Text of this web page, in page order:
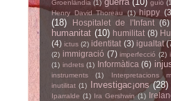
Groenlàndia (1) guió
Henry David Thoreau
(1) hippy
(18) Hospitalet de l'Infant (6)
humanitat (10) humilitat (8)
(4) ictus (2) identitat (3) igualtat
(2) immigració (7) imperfecció (2)
(1) indrets (1) Informàtica (6)
instruments (1)
Interpretacions
inutilitat (1) Investigac¡ons (28)
Iparralde (1) Ira Gershwin (1)